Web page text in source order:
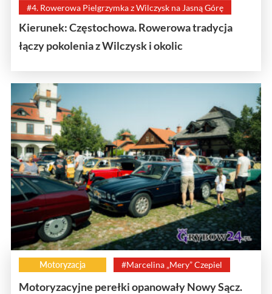
#4. Rowerowa Pielgrzymka z Wilczysk na Jasną Górę
Kierunek: Częstochowa. Rowerowa tradycja
łączy pokolenia z Wilczysk i okolic
Motoryzacja #Marcelina „Mery” Czepiel
Motoryzacyjne perełki opanowały Nowy Sącz.